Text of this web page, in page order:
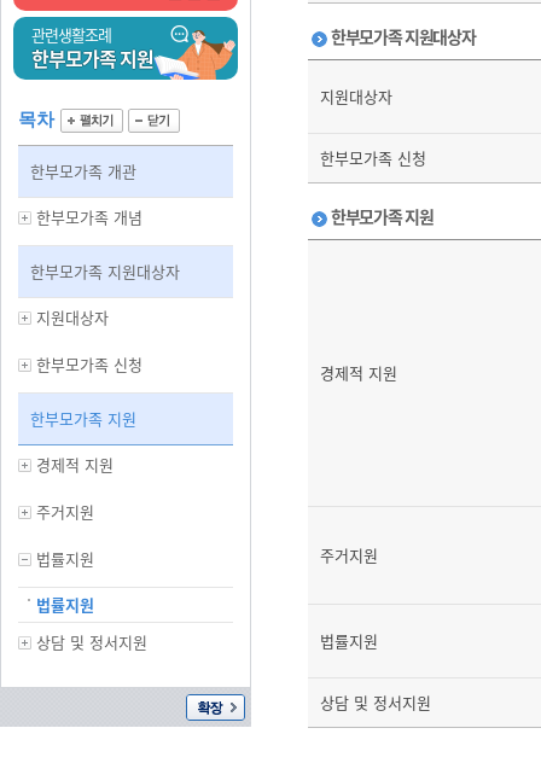
관련생활조례
한부모가족 지원
목차
한부모가족 개관
한부모가족 개념
한부모가족 지원대상자
지원대상자
한부모가족 신청
한부모가족 지원
경제적 지원
주거지원
법률지원
법률지원
상담 및 정서지원
한부모가족 지원대상자
지원대상자
한부모가족 신청
한부모가족 지원
경제적 지원
주거지원
법률지원
상담 및 정서지원